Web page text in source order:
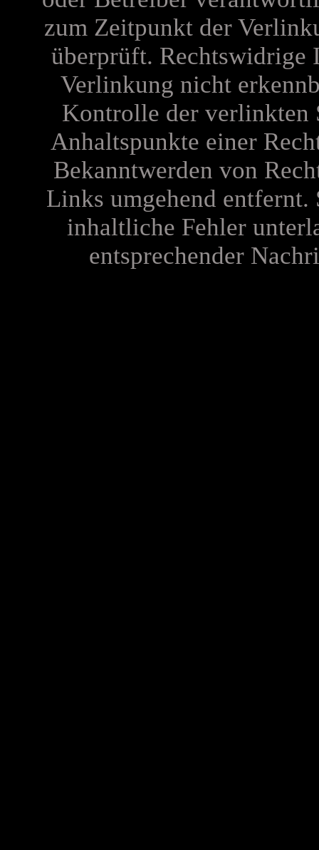
zum Zeitpunkt der
überprüft. Rechtswidrige
Verlinkung nicht
Kontrolle der verlinkten
Anhaltspunkte einer
Bekanntwerden von
Links umgehend
inhaltliche Fehler
entsprechender